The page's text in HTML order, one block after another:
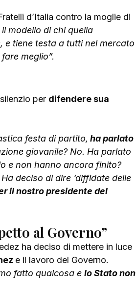
d’Italia contro la moglie di
modello di chi quella
e tiene testa a tutti nel mercato
meglio”.
per difendere sua
festa di partito, ha parlato
giovanile? No. Ha parlato
e non hanno ancora finito?
deciso di dire ‘diffidate delle
il nostro presidente del
al Governo”
ha deciso di mettere in luce
e il lavoro del Governo.
fatto qualcosa e lo Stato non